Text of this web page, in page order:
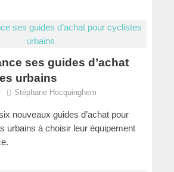
ses guides d’achat
urbains
Stéphane Hocquinghem
nouveaux guides d’achat pour
urbains à choisir leur équipement